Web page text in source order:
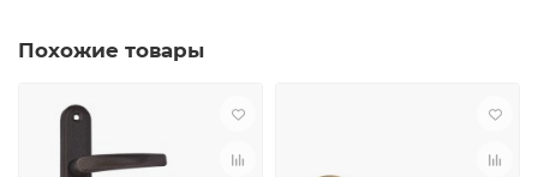
Похожие товары